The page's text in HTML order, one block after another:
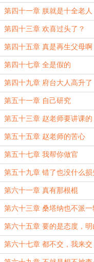
第四十一章 朕就是十全老人
第四十三章 欢喜过头了？
第四十五章 真是再生父母啊
第四十七章 全是假的
第四十九章 府台大人高升了
第五十一章 自己研究
第五十三章 赵老师要讲课的
第五十五章 赵老师的苦心
第五十七章 我帮你做官
第五十九章 错了也没什么损
第六十一章 真有那根棍
第六十三章 桑塔纳也不派一
第六十五章 要的是态度，明
第六十七章 都不交，我来交